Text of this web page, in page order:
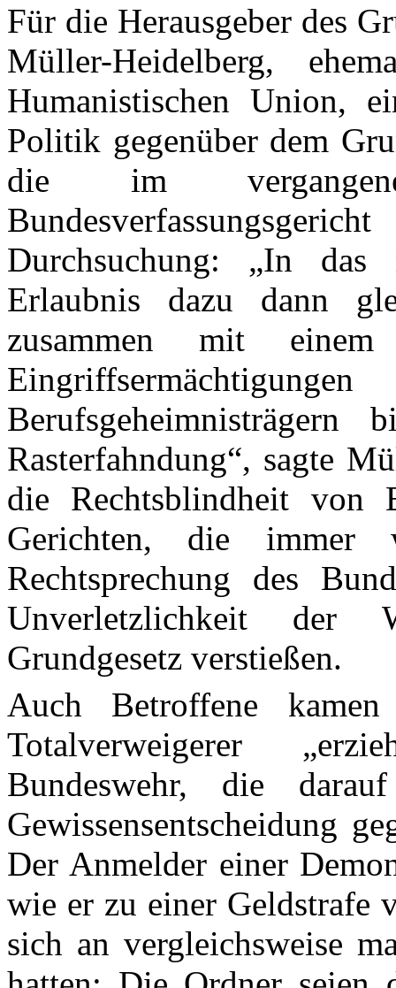
Für die Herausgeber des
Müller-Heidelberg,
Humanistischen Union,
Politik gegenüber dem
die im
Durchsuchung: „In
Erlaubnis dazu dann
zusammen mit
Rasterfahndung“, sagte
die Rechtsblindheit von
Gerichten, die immer
Rechtsprechung des
Unverletzlichkeit der
Grundgesetz verstießen.
Auch Betroffene
Totalverweigerer
Bundeswehr, die
Gewissensentscheidung
Der Anmelder einer
wie er zu einer Geldstrafe
sich an vergleichsweise